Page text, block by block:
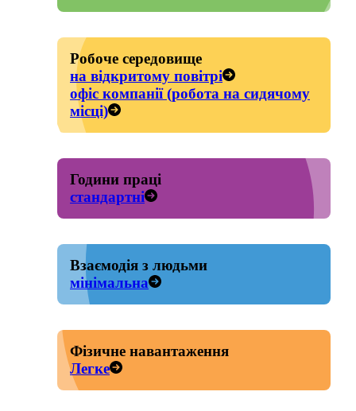
Робоче середовище
на відкритому повітрі
офіс компанії (робота на сидячому
місці)
Години праці
стандартні
Взаємодія з людьми
мінімальна
Фізичне навантаження
Легке